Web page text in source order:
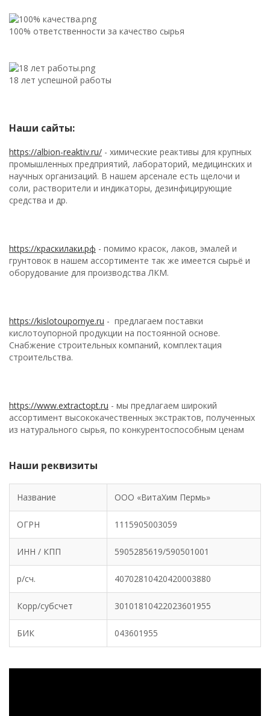
100% ответственности за качество сырья
18 лет успешной работы
Наши сайты:
https://albion-reaktiv.ru/ - химические реактивы для крупных
промышленных предприятий, лабораторий, медицинских и
научных организаций. В нашем арсенале есть щелочи и
соли, растворители и индикаторы, дезинфицирующие
средства и др.
https://краскилаки.рф - помимо красок, лаков, эмалей и
грунтовок в нашем ассортименте так же имеется сырьё и
оборудование для производства ЛКМ.
https://kislotoupornye.ru - предлагаем поставки
кислотоупорной продукции на постоянной основе.
Снабжение строительных компаний, комплектация
строительства.
https://www.extractopt.ru - мы предлагаем широкий
ассортимент высококачественных экстрактов, полученных
из натурального сырья, по конкурентоспособным ценам
Наши реквизиты
Название ООО «ВитаХим Пермь»
ОГРН 1115905003059
ИНН / КПП 5905285619/590501001
р/сч. 40702810420420003880
Корр/субсчет 30101810422023601955
БИК ‎043601955